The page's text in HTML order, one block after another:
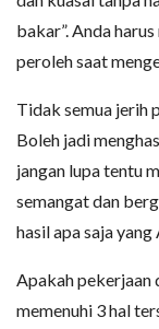
bakar”. Anda
peroleh saat
Tidak semua jerih
Boleh jadi
jangan lupa tentu
semangat dan
hasil apa saja
Apakah pekerjaan
memenuhi 3 hal